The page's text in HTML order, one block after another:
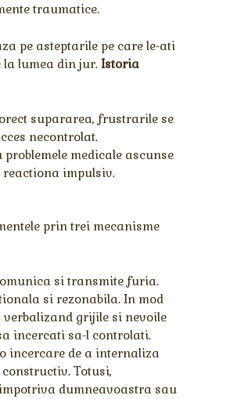
traumatice.
pe asteptarile pe care le-ati
lumea din jur. Istoria
supararea, frustrarile se
necontrolat.
medicale ascunse
reactiona impulsiv.
prin trei mecanisme
si transmite furia.
si rezonabila. In mod
grijile si nevoile
incercati sa-l controlati.
incercare de a internaliza
Totusi,
dumneavoastra sau